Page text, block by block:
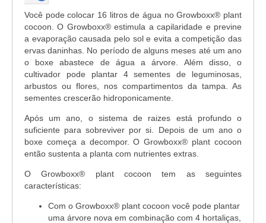
Você pode colocar 16 litros de água no Growboxx® plant
cocoon. O Growboxx® estimula a capilaridade e previne
a evaporação causada pelo sol e evita a competição das
ervas daninhas. No período de alguns meses até um ano
o boxe abastece de água a árvore. Além disso, o
cultivador pode plantar 4 sementes de leguminosas,
arbustos ou flores, nos compartimentos da tampa. As
sementes crescerão hidroponicamente.
Após um ano, o sistema de raizes está profundo o
suficiente para sobreviver por si. Depois de um ano o
boxe começa a decompor. O Growboxx® plant cocoon
então sustenta a planta com nutrientes extras.
O Growboxx® plant cocoon tem as seguintes
características:
Com o Growboxx® plant cocoon você pode plantar
uma árvore nova em combinação com 4 hortaliças,